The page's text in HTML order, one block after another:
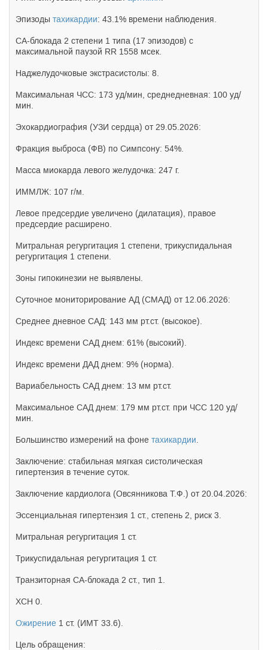
Эпизоды тахикардии: 43.1% времени наблюдения.
СА-блокада 2 степени 1 типа (17 эпизодов) с
максимальной паузой RR 1558 мсек.
Наджелудочковые экстрасистолы: 8.
Максимальная ЧСС: 173 уд/мин, среднедневная: 100 уд/
мин.
Эхокардиография (УЗИ сердца) от 29.05.2026:
Фракция выброса (ФВ) по Симпсону: 54%.
Масса миокарда левого желудочка: 247 г.
ИММЛЖ: 107 г/м.
Левое предсердие увеличено (дилатация), правое
предсердие расширено.
Митральная регургитация 1 степени, трикуспидальная
регургитация 1 степени.
Зоны гипокинезии не выявлены.
Суточное мониторирование АД (СМАД) от 12.06.2026:
Среднее дневное САД: 143 мм рт.ст. (высокое).
Индекс времени САД днем: 61% (высокий).
Индекс времени ДАД днем: 9% (норма).
Вариабельность САД днем: 13 мм рт.ст.
Максимальное САД днем: 179 мм рт.ст. при ЧСС 120 уд/
мин.
Большинство измерений на фоне тахикардии
Заключение: стабильная мягкая систолическая
гипертензия в течение суток.
Заключение кардиолога (Овсянникова Т.Ф.) от 20.04.2026:
Эссенциальная гипертензия 1 ст., степень 2, риск 3.
Митральная регургитация 1 ст.
Трикуспидальная регургитация 1 ст.
Транзиторная СА-блокада 2 ст., тип 1.
ХСН 0.
Ожирение 1 ст. (ИМТ 33.6).
Цель обращения: